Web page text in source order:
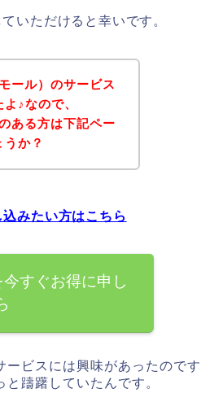
いただけると幸いです。
ール）のサービス
♪なので、
ある方は下記ペー
か？
みたい方はこちら
すぐお得に申し
ビスには興味があったのです
躊躇していたんです。